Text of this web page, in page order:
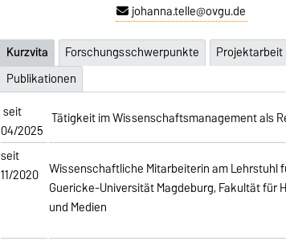
johanna.telle@ovgu.de
Kurzvita Forschungsschwerpunkte Projektarbeit
Publikationen
seit
04/2025
Tätigkeit im Wissenschaftsmanagement als
seit
11/2020 Wissenschaftliche Mitarbeiterin am
Guericke-Universität Magdeburg, Fakultät
und Medien